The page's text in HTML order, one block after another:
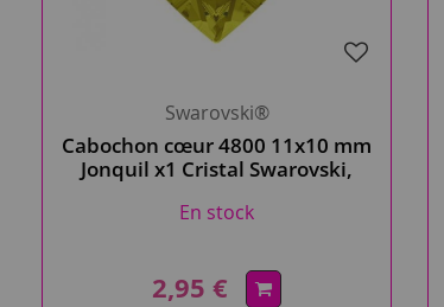
Swarovski®
Cabochon cœur 4800 11x10 mm
Jonquil x1 Cristal Swarovski,
En stock
2,95 €